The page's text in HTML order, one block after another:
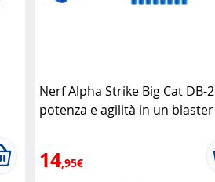
Nerf Alpha Strike Big Cat DB-2
potenza e agilità in un blaster
14,95€